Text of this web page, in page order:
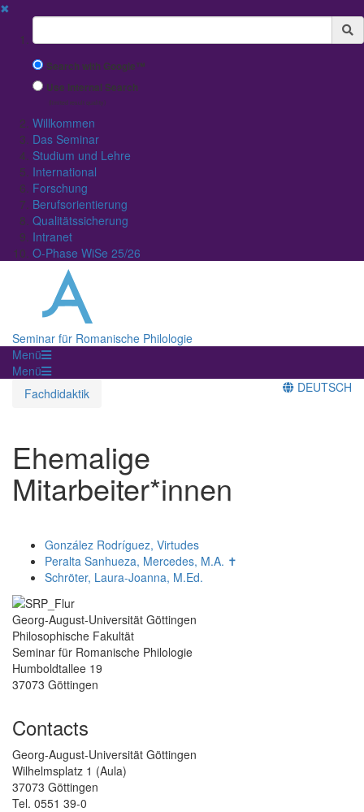
✖
Suchbegriff
Search with Google™
Use Internal Search
(limited result quality)
Willkommen
Das Seminar
Studium und Lehre
International
Forschung
Berufsorientierung
Qualitätssicherung
Intranet
O-Phase WiSe 25/26
Seminar für Romanische Philologie
Menü
Menü
Fachdidaktik
DEUTSCH
Ehemalige
Mitarbeiter*innen
González Rodríguez, Virtudes
Peralta Sanhueza, Mercedes, M.A. ✝
Schröter, Laura-Joanna, M.Ed.
Georg-August-Universität Göttingen
Philosophische Fakultät
Seminar für Romanische Philologie
Humboldtallee 19
37073 Göttingen
Contacts
Georg-August-Universität Göttingen
Wilhelmsplatz 1 (Aula)
37073 Göttingen
Tel. 0551 39-0